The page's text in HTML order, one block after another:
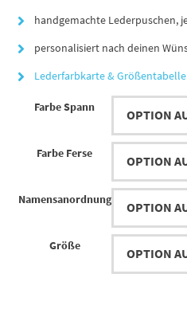
handgemachte Lederpuschen,
personalisiert nach deinen
Lederfarbkarte & Größentabelle
Farbe Spann
Farbe Ferse
Namensanordnung
Größe